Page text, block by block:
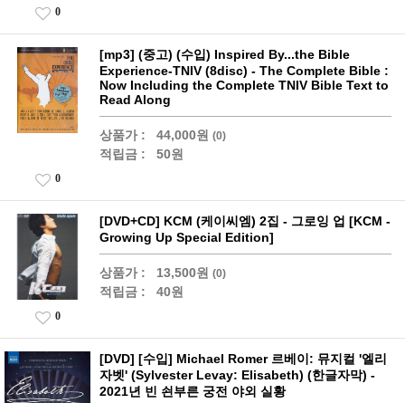
0
[mp3] (중고) (수입) Inspired By...the Bible
Experience-TNIV (8disc) - The Complete Bible :
Now Including the Complete TNIV Bible Text to
Read Along
상품가 : 44,000원 (0)
적립금 : 50원
0
[DVD+CD] KCM (케이씨엠) 2집 - 그로잉 업 [KCM -
Growing Up Special Edition]
상품가 : 13,500원 (0)
적립금 : 40원
0
[DVD] [수입] Michael Romer 르베이: 뮤지컬 '엘리
자벳' (Sylvester Levay: Elisabeth) (한글자막) -
2021년 빈 쇤부른 궁전 야외 실황